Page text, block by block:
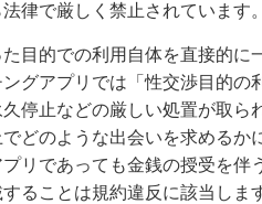
律で厳しく禁止されています。
目的での利用自体を直接的に
グアプリでは「性交渉目的
停止などの厳しい処置が取
どのような出会いを求める
リであっても金銭の授受を
ることは規約違反に該当しま